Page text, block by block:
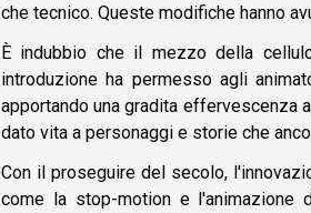
che tecnico. Queste modifiche hanno
È indubbio che il mezzo della
introduzione ha permesso agli
apportando una gradita effervescenza
dato vita a personaggi e storie che
Con il proseguire del secolo,
come la stop-motion e l'animazione